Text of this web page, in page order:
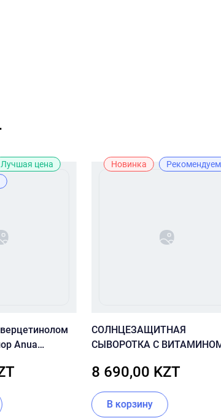
Лучшая цена
Anua
Новинка Рекомендуем
СОЛНЦЕЗАЩИТНАЯ
СЫВОРОТКА С
SERUM SPF 50+ PA++++
8 690,00 KZT
В корзину